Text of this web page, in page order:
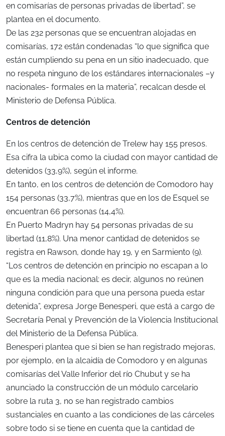
en comisarías de personas privadas de libertad”, se
plantea en el documento.
De las 232 personas que se encuentran alojadas en
comisarías, 172 están condenadas “lo que significa que
están cumpliendo su pena en un sitio inadecuado, que
no respeta ninguno de los estándares internacionales –y
nacionales- formales en la materia”, recalcan desde el
Ministerio de Defensa Pública.
Centros de detención
En los centros de detención de Trelew hay 155 presos.
Esa cifra la ubica como la ciudad con mayor cantidad de
detenidos (33,9%), según el informe.
En tanto, en los centros de detención de Comodoro hay
154 personas (33,7%), mientras que en los de Esquel se
encuentran 66 personas (14,4%).
En Puerto Madryn hay 54 personas privadas de su
libertad (11,8%). Una menor cantidad de detenidos se
registra en Rawson, donde hay 19, y en Sarmiento (9).
“Los centros de detención en principio no escapan a lo
que es la media nacional: es decir, algunos no reúnen
ninguna condición para que una persona pueda estar
detenida”, expresa Jorge Benesperi, que está a cargo de
Secretaría Penal y Prevención de la Violencia Institucional
del Ministerio de la Defensa Pública.
Benesperi plantea que si bien se han registrado mejoras,
por ejemplo, en la alcaidía de Comodoro y en algunas
comisarías del Valle Inferior del río Chubut y se ha
anunciado la construcción de un módulo carcelario
sobre la ruta 3, no se han registrado cambios
sustanciales en cuanto a las condiciones de las cárceles
sobre todo si se tiene en cuenta que la cantidad de